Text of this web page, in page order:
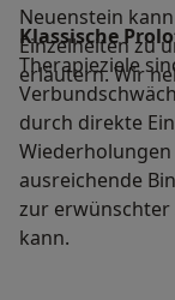
Neuenstein
Einzelheiten zu
erläutern. Wir
Klassische
Therapieziele
durch direkte
ausreichende
zur
kann.